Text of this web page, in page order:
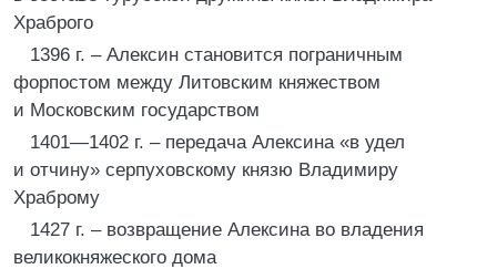
Храброго
1396 г. – Алексин становится пограничным
форпостом между Литовским княжеством
и Московским государством
1401—1402 г. – передача Алексина «в удел
и отчину» серпуховскому князю Владимиру
Храброму
1427 г. – возвращение Алексина во владения
великокняжеского дома